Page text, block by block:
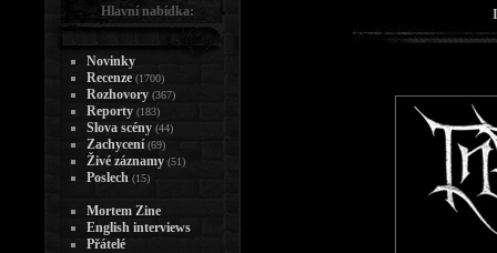
Hlavní nabídka:
Novinky
Recenze (1700)
Rozhovory (367)
Reporty (183)
Slova scény (44)
Zachycení (69)
Živé záznamy (51)
Poslech (15)
Mortem Zine
English interviews
Přátelé